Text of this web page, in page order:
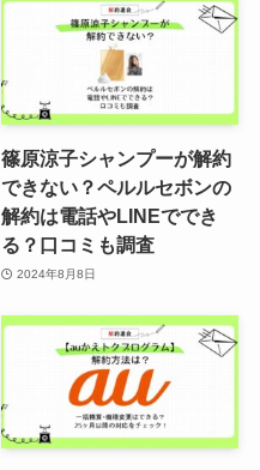
篠原涼子シャンプーが解約
できない？ペルルセボンの
解約は電話やLINEででき
る？口コミも調査
2024年8月8日